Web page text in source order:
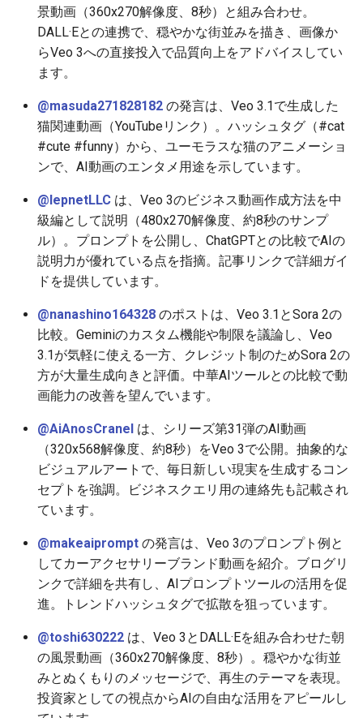
2026-05-15
2026-05-14
2026-05-13
2026-05-12
2026-05-10
2026-05-09
2026-05-07
2026-05-06
2026-05-05
2026-05-04
2026-05-03
2026-05-02
2026-05-01
2026-04-29
2026-04-28
2025-10-30
2025-10-29
2025-10-28
2025-10-27
2025-10-25
2025-10-24
2025-10-22
2025-10-21
2025-10-20
2025-10-19
2025-10-18
2025-10-17
2025-10-16
2025-10-14
2025-10-13
2026-05-15
2026-05-14
2026-05-13
2026-05-12
2026-05-10
2026-05-09
2026-05-07
2026-05-06
2026-05-05
2026-05-04
2026-05-03
2026-05-02
2026-05-01
2026-04-29
2026-04-28
2025-10-30
2025-10-29
2025-10-28
2025-10-27
2025-10-25
2025-10-24
2025-10-22
2025-10-21
2025-10-20
2025-10-19
2025-10-18
2025-10-17
2025-10-16
2025-10-14
2025-10-13
2026-05-12
2026-05-11
2026-05-10
2026-05-09
2026-05-07
2026-05-06
2026-05-04
2026-05-03
2026-05-02
2026-05-01
2026-04-30
2026-04-29
2026-04-28
2026-04-26
2026-04-25
2025-10-30
2025-10-29
2025-10-28
2025-10-27
2025-10-25
2025-10-24
2025-10-22
2025-10-21
2025-10-20
2025-10-19
2025-10-18
2025-10-17
2025-10-16
2025-10-14
2025-10-13
2026-05-11
2026-05-10
2026-05-09
2026-05-08
2026-05-06
2026-05-05
2026-05-03
2026-05-02
2026-04-30
2026-04-29
2026-04-28
2026-04-27
2026-04-25
2026-04-24
景動画（360x270解像度、8秒）と組み合わせ。
DALL·Eとの連携で、穏やかな街並みを描き、画像か
らVeo 3への直接投入で品質向上をアドバイスしてい
ます。
@masuda271828182 の発言は、Veo 3.1で生成した
猫関連動画（YouTubeリンク）。ハッシュタグ（#cat
#cute #funny）から、ユーモラスな猫のアニメーショ
ンで、AI動画のエンタメ用途を示しています。
@lepnetLLC は、Veo 3のビジネス動画作成方法を中
級編として説明（480x270解像度、約8秒のサンプ
ル）。プロンプトを公開し、ChatGPTとの比較でAIの
説明力が優れている点を指摘。記事リンクで詳細ガイ
ドを提供しています。
@nanashino164328 のポストは、Veo 3.1とSora 2の
比較。Geminiのカスタム機能や制限を議論し、Veo
3.1が気軽に使える一方、クレジット制のためSora 2の
方が大量生成向きと評価。中華AIツールとの比較で動
画能力の改善を望んでいます。
@AiAnosCranel は、シリーズ第31弾のAI動画
（320x568解像度、約8秒）をVeo 3で公開。抽象的な
ビジュアルアートで、毎日新しい現実を生成するコン
セプトを強調。ビジネスクエリ用の連絡先も記載され
ています。
@makeaiprompt の発言は、Veo 3のプロンプト例と
してカーアクセサリーブランド動画を紹介。ブログリ
ンクで詳細を共有し、AIプロンプトツールの活用を促
進。トレンドハッシュタグで拡散を狙っています。
@toshi630222 は、Veo 3とDALL·Eを組み合わせた朝
の風景動画（360x270解像度、8秒）。穏やかな街並
みとぬくもりのメッセージで、再生のテーマを表現。
投資家としての視点からAIの自由な活用をアピールし